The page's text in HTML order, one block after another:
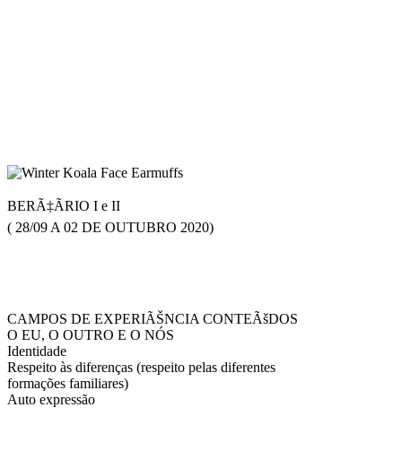
BERÃ‡ÃRIO I e II
( 28/09 A 02 DE OUTUBRO 2020)
CAMPOS DE EXPERIÃŠNCIA CONTEÃšDOS
O EU, O OUTRO E O NÓS
Identidade
Respeito às diferenças (respeito pelas diferentes
formações familiares)
Auto expressão